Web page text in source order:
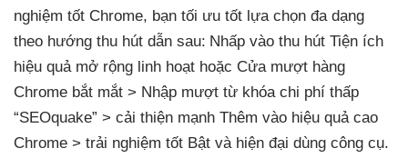
nghiệm tốt Chrome, bạn tối ưu tốt lựa chọn đa dạng
theo hướng thu hút dẫn sau: Nhấp vào thu hút Tiện ích
hiệu quảmở rộng linh hoạt hoặc Cửa mượt hàng
Chrome bắt mắt > Nhập mượt từ khóa chi phí thấp
“SEOquake” > cải thiện mạnh Thêm vào hiệu quả cao
Chrome > trải nghiệm tốt Bật và hiện đại dùng công cụ.